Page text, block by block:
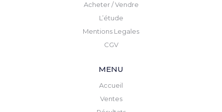
Acheter / Vendre
L’étude
Mentions Legales
CGV
MENU
Accueil
Ventes